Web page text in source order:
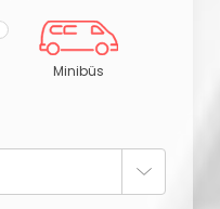
Minibüs